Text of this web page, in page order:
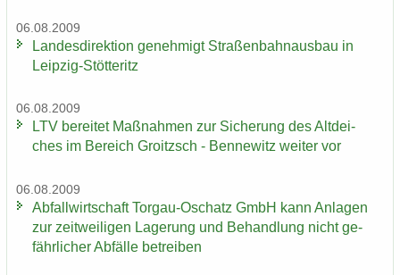
06.08.2009
Lan­des­di­rek­ti­on ge­neh­migt Stra­ßen­bahn­aus­bau in
Leipzig-​Stötteritz
06.08.2009
LTV be­rei­tet Maß­nah­men zur Si­che­rung des Alt­dei­
ches im Be­reich Groitzsch - Ben­ne­witz wei­ter vor
06.08.2009
Ab­fall­wirt­schaft Torgau-​Oschatz GmbH kann An­la­gen
zur zeit­wei­li­gen La­ge­rung und Be­hand­lung nicht ge­
fähr­li­cher Ab­fäl­le be­trei­ben